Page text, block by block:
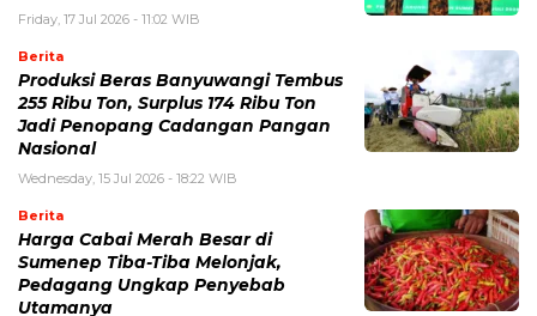
Friday, 17 Jul 2026 - 11:02 WIB
Berita
Produksi Beras Banyuwangi Tembus
255 Ribu Ton, Surplus 174 Ribu Ton
Jadi Penopang Cadangan Pangan
Nasional
Wednesday, 15 Jul 2026 - 18:22 WIB
Berita
Harga Cabai Merah Besar di
Sumenep Tiba-Tiba Melonjak,
Pedagang Ungkap Penyebab
Utamanya